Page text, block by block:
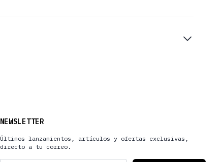
NEWSLETTER
Últimos lanzamientos, artículos y ofertas exclusivas,
directo a tu correo.